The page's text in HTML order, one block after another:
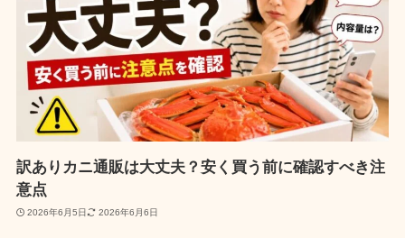
訳ありカニ通販は大丈夫？安く買う前に確認すべき注
意点
2026年6月5日 2026年6月6日